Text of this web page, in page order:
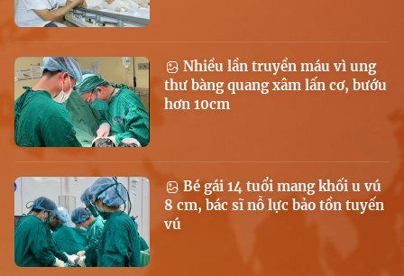
Nhiều lần truyền máu vì ung
thư bàng quang xâm lấn cơ, bướu
hơn 10cm
Bé gái 14 tuổi mang khối u vú
8 cm, bác sĩ nỗ lực bảo tồn tuyến
vú